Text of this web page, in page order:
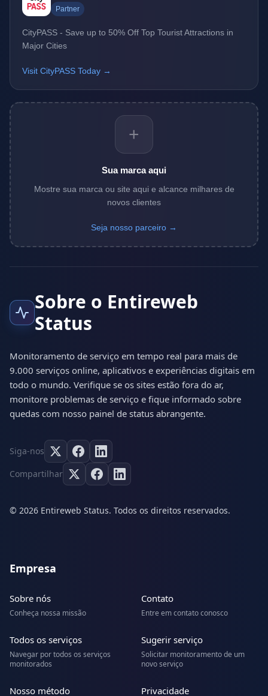
Partner
CityPASS - Save up to 50% Off Top Tourist Attractions in
Major Cities
Visit CityPASS Today →
+
Sua marca aqui
Mostre sua marca ou site aqui e alcance milhares de
novos clientes
Seja nosso parceiro →
Sobre o Entireweb
Status
Monitoramento de serviço em tempo real para mais de
9.000 serviços online, aplicativos e experiências digitais em
todo o mundo. Verifique se os sites estão fora do ar,
monitore problemas de serviço e fique informado sobre
quedas com nosso painel de status abrangente.
Siga-nos
Compartilhar
© 2026 Entireweb Status. Todos os direitos reservados.
Empresa
Sobre nós
Conheça nossa missão
Contato
Entre em contato conosco
Todos os serviços
Navegar por todos os serviços
monitorados
Sugerir serviço
Solicitar monitoramento de um
novo serviço
Nosso método Privacidade